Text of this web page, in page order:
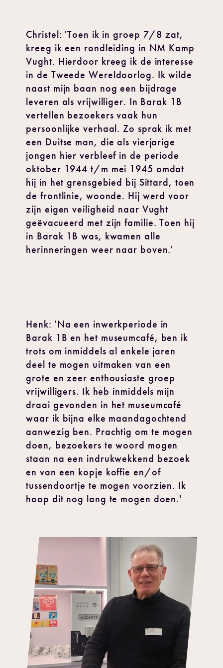
Christel: 'Toen ik in groep 7/8 zat,
kreeg ik een rondleiding in NM Kamp
Vught. Hierdoor kreeg ik de interesse
in de Tweede Wereldoorlog. Ik wilde
naast mijn baan nog een bijdrage
leveren als vrijwilliger. In Barak 1B
vertellen bezoekers vaak hun
persoonlijke verhaal. Zo sprak ik met
een Duitse man, die als vierjarige
jongen hier verbleef in de periode
oktober 1944 t/m mei 1945 omdat
hij in het grensgebied bij Sittard, toen
de frontlinie, woonde. Hij werd voor
zijn eigen veiligheid naar Vught
geëvacueerd met zijn familie. Toen hij
in Barak 1B was, kwamen alle
herinneringen weer naar boven.'
Henk: 'Na een inwerkperiode in
Barak 1B en het museumcafé, ben ik
trots om inmiddels al enkele jaren
deel te mogen uitmaken van een
grote en zeer enthousiaste groep
vrijwilligers. Ik heb inmiddels mijn
draai gevonden in het museumcafé
waar ik bijna elke maandagochtend
aanwezig ben. Prachtig om te mogen
doen, bezoekers te woord mogen
staan na een indrukwekkend bezoek
en van een kopje koffie en/of
tussendoortje te mogen voorzien. Ik
hoop dit nog lang te mogen doen.'